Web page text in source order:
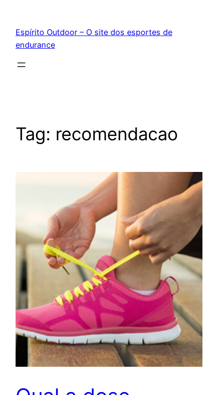
conteúdo
Espírito Outdoor – O site dos esportes de
endurance
Tag: recomendacao